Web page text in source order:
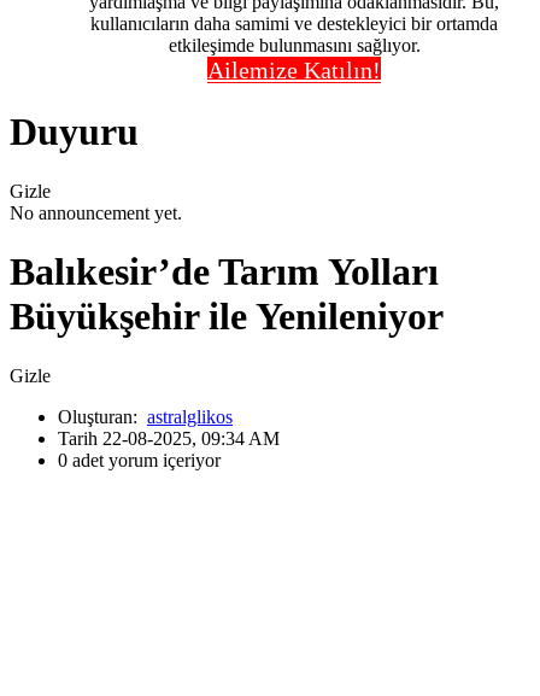
kullanıcıların daha samimi ve destekleyici bir ortamda
etkileşimde bulunmasını sağlıyor.
Ailemize Katılın!
Duyuru
Gizle
No announcement yet.
Balıkesir’de Tarım Yolları
Büyükşehir ile Yenileniyor
Gizle
Oluşturan: astralglikos
Tarih 22-08-2025, 09:34 AM
0 adet yorum içeriyor